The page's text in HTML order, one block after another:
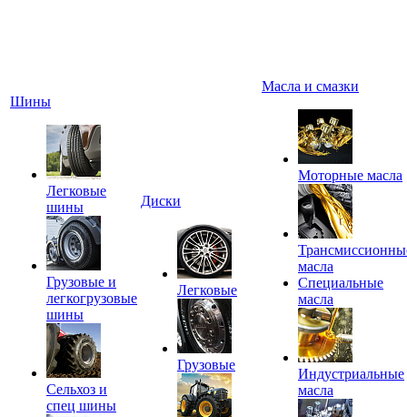
Шины
Легковые
шины
Грузовые и
легкогрузовые
шины
Сельхоз и
спец шины
Диски
Легковые
Грузовые
Масла и смазки
Моторные масла
масла
Специальные
масла
Индустриальные
масла